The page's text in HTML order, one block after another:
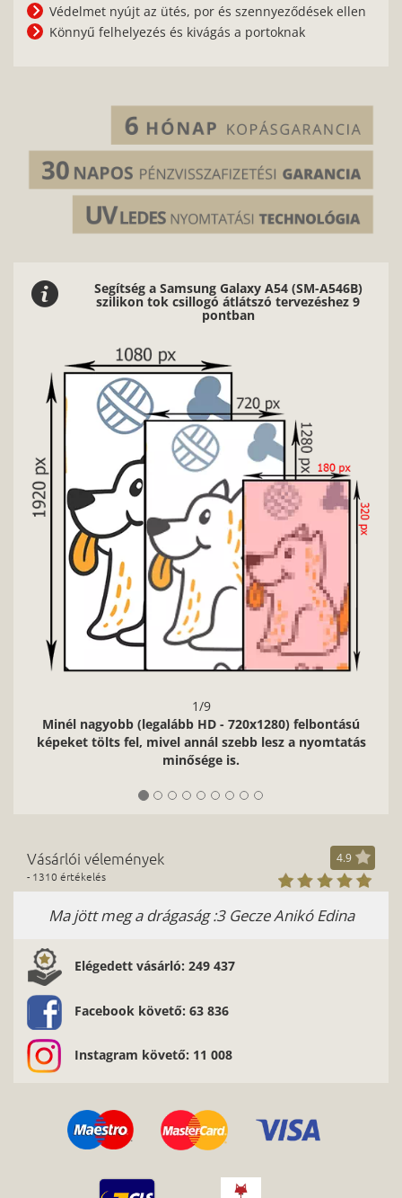
Védelmet nyújt az ütés, por és szennyeződések ellen
Könnyű felhelyezés és kivágás a portoknak
Segítség a Samsung Galaxy A54 (SM-A546B)
szilikon tok csillogó átlátszó tervezéshez 9
pontban
1/9
Minél nagyobb (legalább HD - 720x1280) felbontású
képeket tölts fel, mivel annál szebb lesz a nyomtatás
minősége is.
Vásárlói vélemények
- 1310 értékelés
4.9
Ma jött meg a drágaság :3 Gecze Anikó Edina
Elégedett vásárló: 249 437
Facebook követő: 63 836
Instagram követő: 11 008